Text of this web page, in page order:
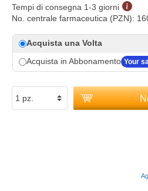
Tempi di consegna 1-3 giorni
No. centrale farmaceutica (PZN):
Acquista una Volta
Acquista in Abbonamento Your